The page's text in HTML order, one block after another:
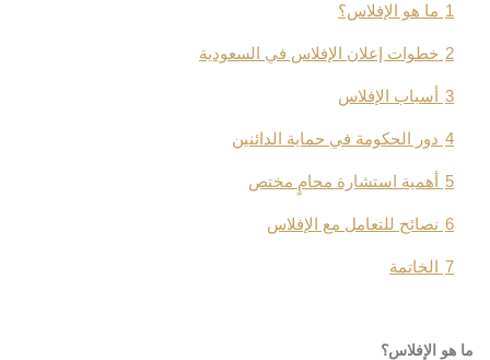
1 ما هو الإفلاس؟
2 خطوات إعلان الإفلاس في السعودية
3 أسباب الإفلاس
4 دور الحكومة في حماية الدائنين
5 أهمية استشارة محامٍ مختص
6 نصائح للتعامل مع الإفلاس
7 الخاتمة
ما هو الإفلاس؟